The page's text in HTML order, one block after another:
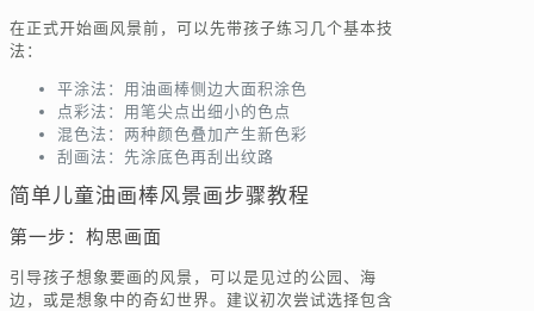
在正式开始画风景前，可以先带孩子练习几个基本技
法：
平涂法：用油画棒侧边大面积涂色
点彩法：用笔尖点出细小的色点
混色法：两种颜色叠加产生新色彩
刮画法：先涂底色再刮出纹路
简单儿童油画棒风景画步骤教程
第一步：构思画面
引导孩子想象要画的风景，可以是见过的公园、海
边，或是想象中的奇幻世界。建议初次尝试选择包含